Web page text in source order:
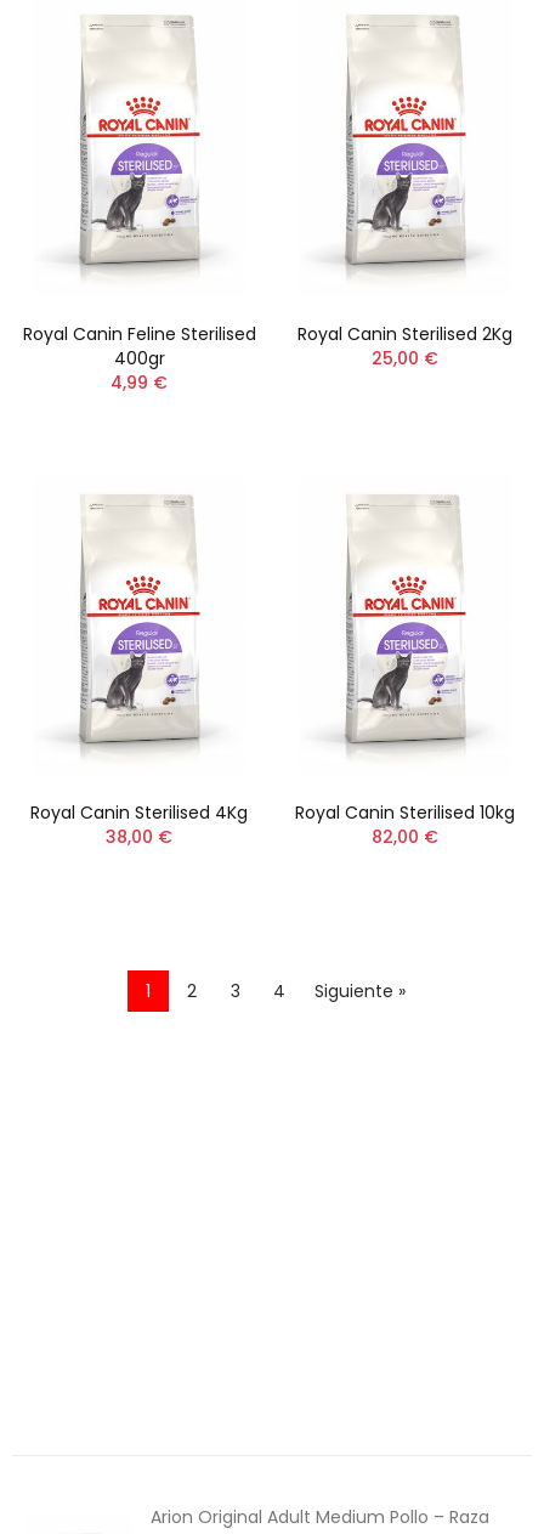
Royal Canin Feline Sterilised
400gr
4,99 €
Royal Canin Sterilised 2Kg
25,00 €
Royal Canin Sterilised 4Kg
38,00 €
Royal Canin Sterilised 10kg
82,00 €
1 2 3 4 Siguiente »
Arion Original Adult Medium Pollo – Raza